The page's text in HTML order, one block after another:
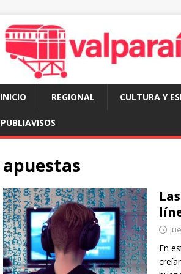
INICIO REGIONAL CULTURA Y
PUBLIAVISOS
apuestas
En